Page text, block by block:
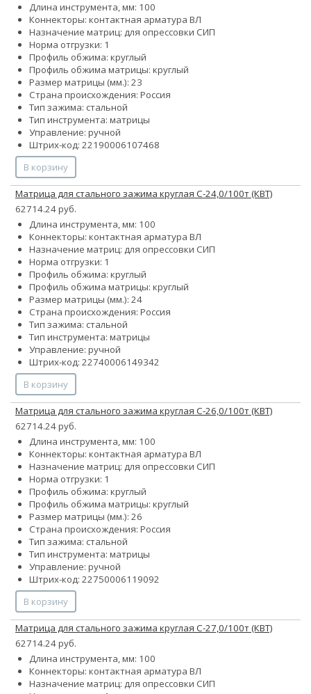
Длина инструмента, мм: 100
Коннекторы: контактная арматура ВЛ
Назначение матриц: для опрессовки СИП
Норма отгрузки: 1
Профиль обжима: круглый
Профиль обжима матрицы: круглый
Размер матрицы (мм.): 23
Страна происхождения: Россия
Тип зажима: стальной
Тип инструмента: матрицы
Управление: ручной
Штрих-код: 22190006107468
В корзину
Матрица для стального зажима круглая С-24,0/100т (КВТ)
62714.24 руб.
Длина инструмента, мм: 100
Коннекторы: контактная арматура ВЛ
Назначение матриц: для опрессовки СИП
Норма отгрузки: 1
Профиль обжима: круглый
Профиль обжима матрицы: круглый
Размер матрицы (мм.): 24
Страна происхождения: Россия
Тип зажима: стальной
Тип инструмента: матрицы
Управление: ручной
Штрих-код: 22740006149342
В корзину
Матрица для стального зажима круглая С-26,0/100т (КВТ)
62714.24 руб.
Длина инструмента, мм: 100
Коннекторы: контактная арматура ВЛ
Назначение матриц: для опрессовки СИП
Норма отгрузки: 1
Профиль обжима: круглый
Профиль обжима матрицы: круглый
Размер матрицы (мм.): 26
Страна происхождения: Россия
Тип зажима: стальной
Тип инструмента: матрицы
Управление: ручной
Штрих-код: 22750006119092
В корзину
Матрица для стального зажима круглая С-27,0/100т (КВТ)
62714.24 руб.
Длина инструмента, мм: 100
Коннекторы: контактная арматура ВЛ
Назначение матриц: для опрессовки СИП